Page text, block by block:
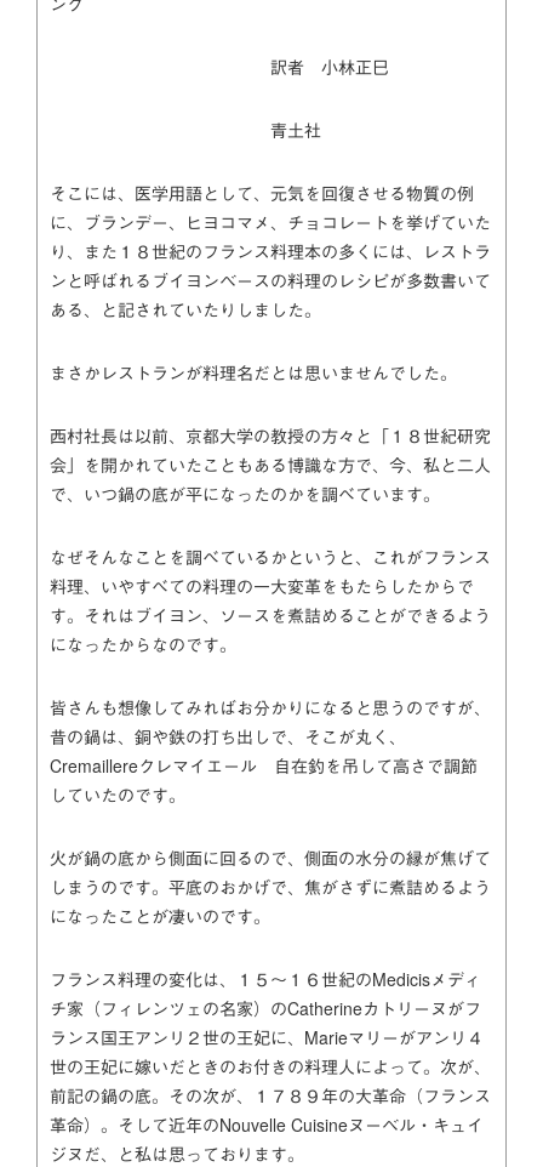
訳者 小林正巳
青土社
そこには、医学用語として、元気を回復させる物質の例
に、ブランデー、ヒヨコマメ、チョコレートを挙げていた
り、また１８世紀のフランス料理本の多くには、レストラ
ンと呼ばれるブイヨンベースの料理のレシピが多数書いて
ある、と記されていたりしました。
まさかレストランが料理名だとは思いませんでした。
西村社長は以前、京都大学の教授の方々と「１８世紀研究
会」を開かれていたこともある博識な方で、今、私と二人
で、いつ鍋の底が平になったのかを調べています。
なぜそんなことを調べているかというと、これがフランス
料理、いやすべての料理の一大変革をもたらしたからで
す。それはブイヨン、ソースを煮詰めることができるよう
になったからなのです。
皆さんも想像してみればお分かりになると思うのですが、
昔の鍋は、銅や鉄の打ち出しで、そこが丸く、
Cremaillereクレマイエール 自在釣を吊して高さで調節
していたのです。
火が鍋の底から側面に回るので、側面の水分の縁が焦げて
しまうのです。平底のおかげで、焦がさずに煮詰めるよう
になったことが凄いのです。
フランス料理の変化は、１５～１６世紀のMedicisメディ
チ家（フィレンツェの名家）のCatherineカトリーヌがフ
ランス国王アンリ２世の王妃に、Marieマリーがアンリ４
世の王妃に嫁いだときのお付きの料理人によって。次が、
前記の鍋の底。その次が、１７８９年の大革命（フランス
革命）。そして近年のNouvelle Cuisineヌーベル・キュイ
ジヌだ、と私は思っております。